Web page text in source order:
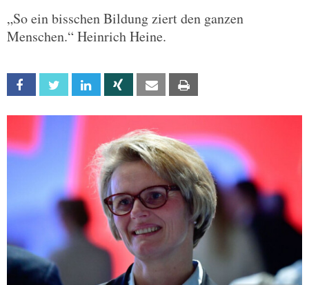
„So ein bisschen Bildung ziert den ganzen
Menschen.“ Heinrich Heine.
Facebook Twitter Linkedin Xing Email